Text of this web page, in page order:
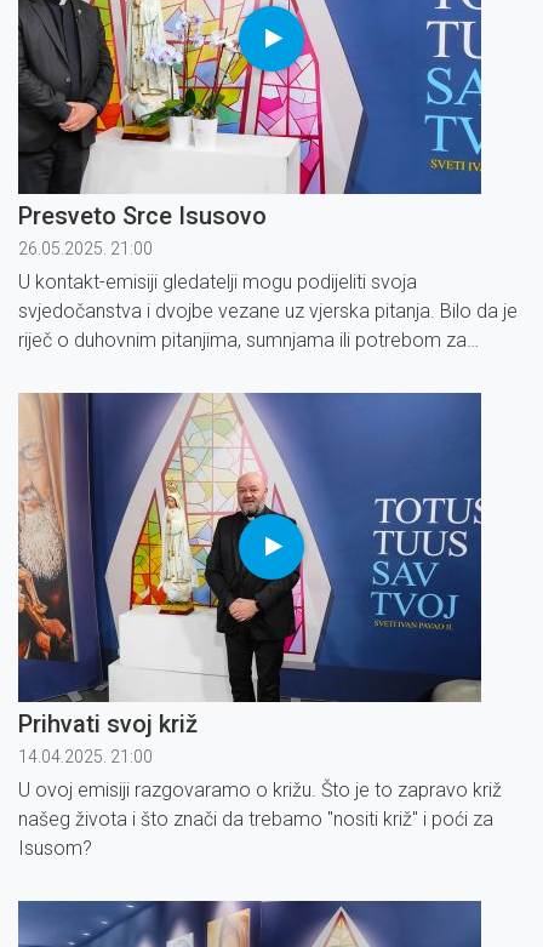
Presveto Srce Isusovo
26.05.2025. 21:00
U kontakt-emisiji gledatelji mogu podijeliti svoja
svjedočanstva i dvojbe vezane uz vjerska pitanja. Bilo da je
riječ o duhovnim pitanjima, sumnjama ili potrebom za
voditelj emisije vlč. Ivica Tolla.
Prihvati svoj križ
14.04.2025. 21:00
U ovoj emisiji razgovaramo o križu. Što je to zapravo križ
našeg života i što znači da trebamo "nositi križ" i poći za
Isusom?